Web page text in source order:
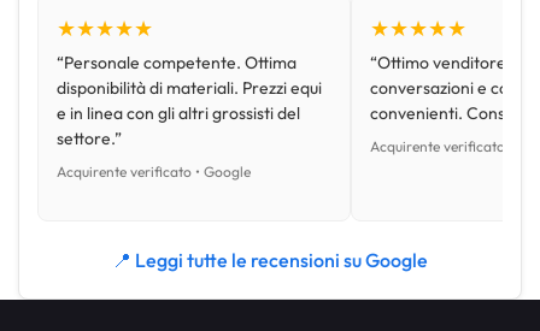
★★★★★
“Personale competente. Ottima
disponibilità di materiali. Prezzi equi
e in linea con gli altri grossisti del
settore.”
Acquirente verificato • Google
★★★★★
“Ottimo venditore,
conversazioni e con
convenienti.
Acquirente verificato •
📍 Leggi tutte le recensioni su Google